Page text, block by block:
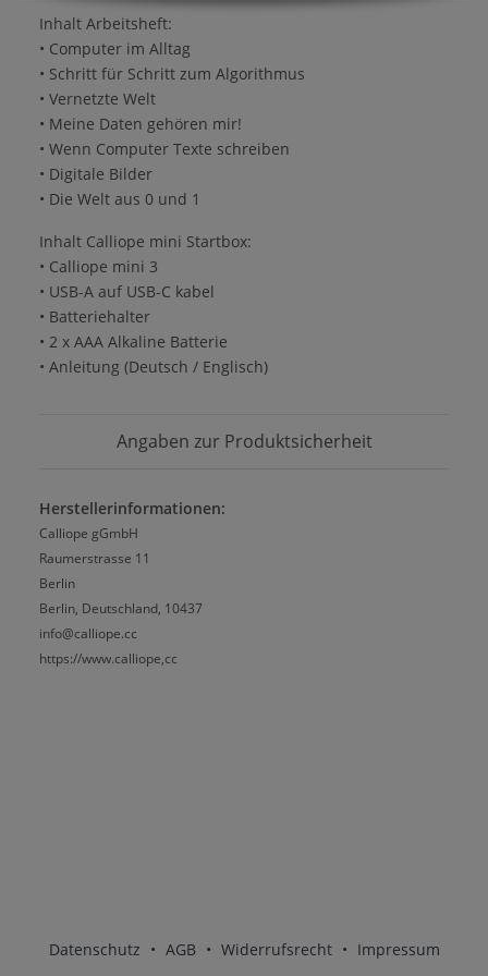
Inhalt Arbeitsheft:
• Computer im Alltag
• Schritt für Schritt zum Algorithmus
• Vernetzte Welt
• Meine Daten gehören mir!
• Wenn Computer Texte schreiben
• Digitale Bilder
• Die Welt aus 0 und 1
Inhalt Calliope mini Startbox:
• Calliope mini 3
• USB-A auf USB-C kabel
• Batteriehalter
• 2 x AAA Alkaline Batterie
• Anleitung (Deutsch / Englisch)
Angaben zur Produktsicherheit
Herstellerinformationen:
Calliope gGmbH
Raumerstrasse 11
Berlin
Berlin, Deutschland, 10437
info@calliope.cc
https://www.calliope,cc
Datenschutz • AGB • Widerrufsrecht • Impressum